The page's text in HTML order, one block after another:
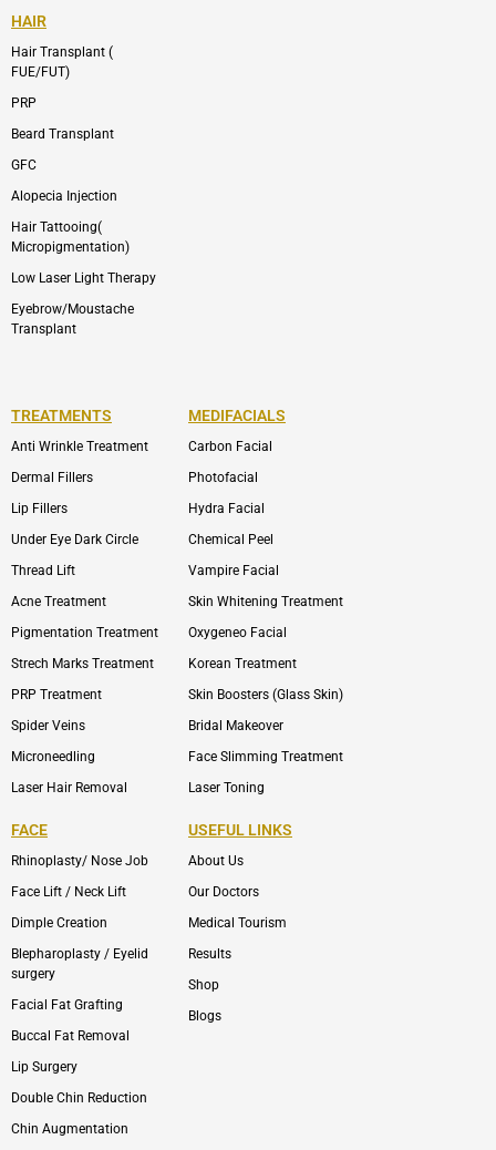
HAIR
Hair Transplant (
FUE/FUT)
PRP
Beard Transplant
GFC
Alopecia Injection
Hair Tattooing(
Micropigmentation)
Low Laser Light Therapy
Eyebrow/Moustache
Transplant
TREATMENTS
Anti Wrinkle Treatment
Dermal Fillers
Lip Fillers
Under Eye Dark Circle
Thread Lift
Acne Treatment
Pigmentation Treatment
Strech Marks Treatment
PRP Treatment
Spider Veins
Microneedling
Laser Hair Removal
MEDIFACIALS
Carbon Facial
Photofacial
Hydra Facial
Chemical Peel
Vampire Facial
Skin Whitening Treatment
Oxygeneo Facial
Korean Treatment
Skin Boosters (Glass Skin)
Bridal Makeover
Face Slimming Treatment
Laser Toning
FACE
Rhinoplasty/ Nose Job
Face Lift / Neck Lift
Dimple Creation
Blepharoplasty / Eyelid
surgery
Facial Fat Grafting
Buccal Fat Removal
Lip Surgery
Double Chin Reduction
Chin Augmentation
USEFUL LINKS
About Us
Our Doctors
Medical Tourism
Results
Shop
Blogs